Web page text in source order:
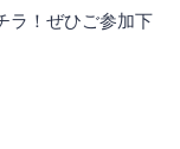
ラ！ぜひご参加下